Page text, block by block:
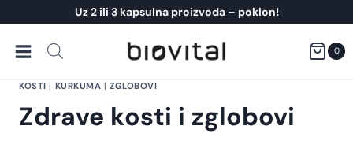
to
content
Uz 2 ili 3 kapsulna proizvoda – poklon!
0
KOSTI | KURKUMA |ZGLOBOVI
Zdrave kosti i zglobovi